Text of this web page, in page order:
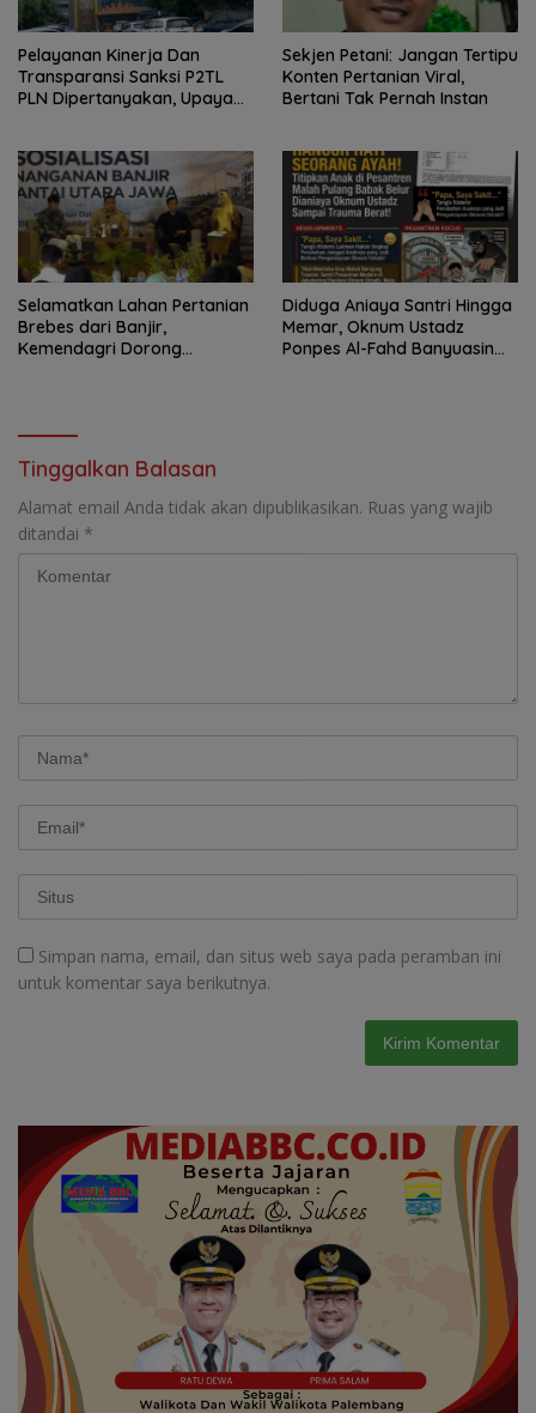
Pelayanan Kinerja Dan
Transparansi Sanksi P2TL
PLN Dipertanyakan, Upaya
Sekjen Petani: Jangan Tertipu
Konten Pertanian Viral,
Bertani Tak Pernah Instan
Selamatkan Lahan Pertanian
Brebes dari Banjir,
Kemendagri Dorong
Diduga Aniaya Santri Hingga
Memar, Oknum Ustadz
Ponpes Al-Fahd Banyuasin
Tinggalkan Balasan
Alamat email Anda tidak akan dipublikasikan. Ruas yang wajib
ditandai *
Simpan nama, email, dan situs web saya pada peramban ini
untuk komentar saya berikutnya.